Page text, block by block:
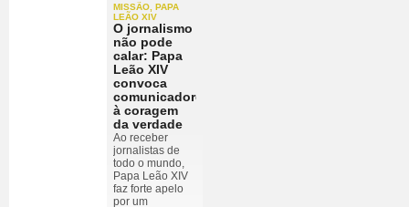
MISSÃO, PAPA
LEÃO XIV
O jornalismo
não pode
calar: Papa
Leão XIV
convoca
comunicadores
à coragem
da verdade
Ao receber
jornalistas de
todo o mundo,
Papa Leão XIV
faz forte apelo
por um